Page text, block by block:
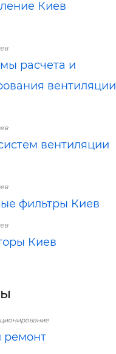
Киев
расчета и
вентиляции
вентиляции
фильтры Киев
Киев
ремонт